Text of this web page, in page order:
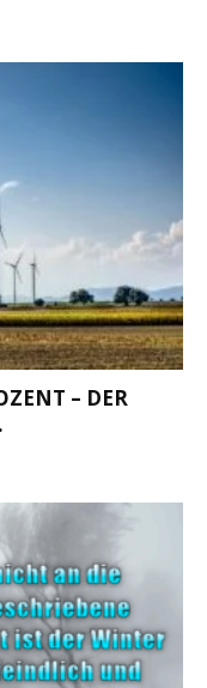
– DER